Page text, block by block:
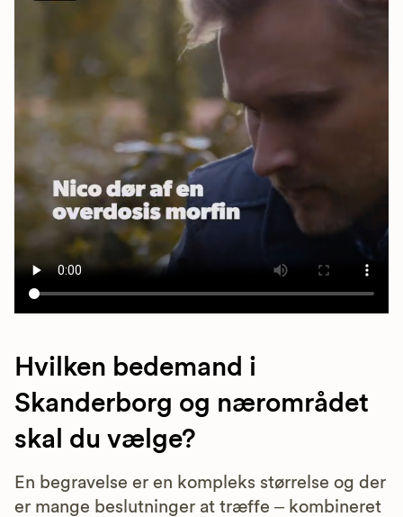
Hvilken bedemand i
Skanderborg og nærområdet
skal du vælge?
En begravelse er en kompleks størrelse og der
er mange beslutninger at træffe – kombineret